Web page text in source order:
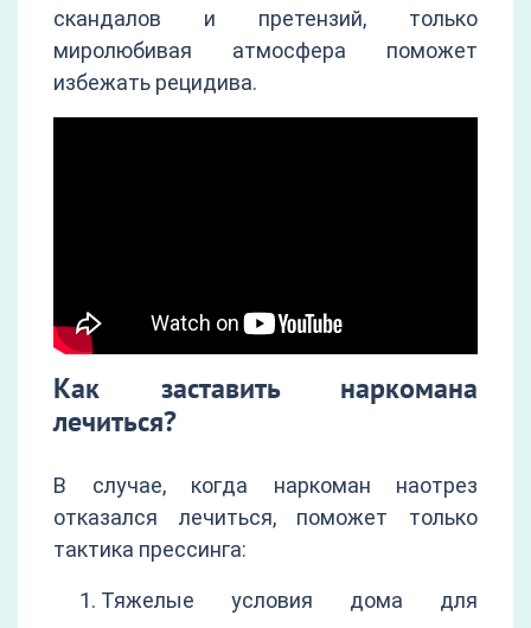
скандалов и претензий, только
миролюбивая атмосфера поможет
избежать рецидива.
Как заставить наркомана
лечиться?
В случае, когда наркоман наотрез
отказался лечиться, поможет только
тактика прессинга:
Тяжелые условия дома для